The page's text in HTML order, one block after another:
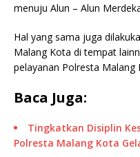
menuju Alun – Alun
Hal yang sama juga
Malang Kota di tempat
pelayanan Polresta Malang
Baca Juga:
Tingkatkan Disiplin
Polresta Malang Kota